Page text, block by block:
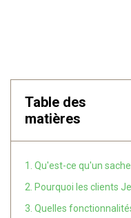
Table des
matières